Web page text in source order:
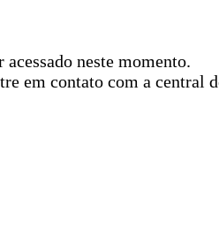
acessado neste momento.
em contato com a central